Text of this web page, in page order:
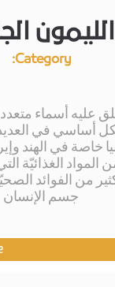
الليمون
Category:
عليه أسماء
أساسي في
خاصة في الهند
المواد الغذائيّة
من الفوائد
جسم الإنسان